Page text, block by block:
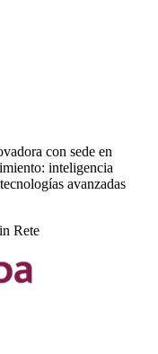
con sede en
inteligencia
avanzadas
Rete